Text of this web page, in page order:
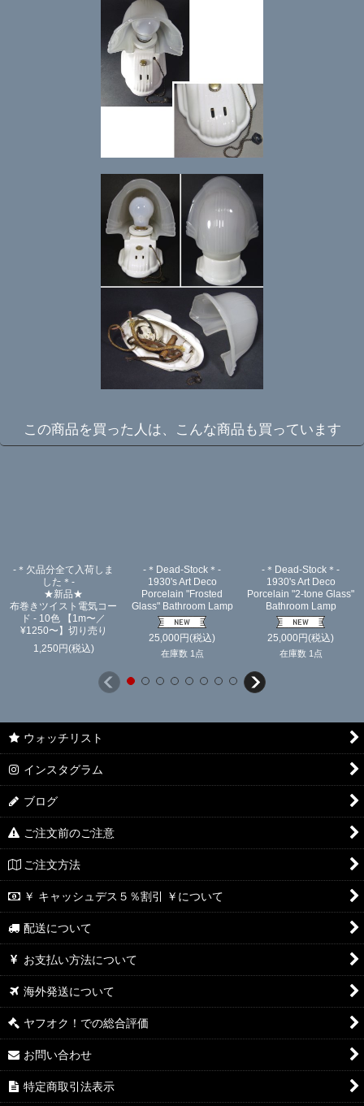
この商品を買った人は、こんな商品も買っています
-＊欠品分全て入荷しま
した＊-
★新品★
布巻きツイスト電気コー
ド - 10色 【1m〜／
¥1250〜】切り売り
1,250円(税込)
-＊Dead-Stock＊-
1930's Art Deco
Porcelain "Frosted
Glass" Bathroom Lamp
25,000円(税込)
在庫数 1点
-＊Dead-Stock＊-
1930's Art Deco
Porcelain "2-tone Glass"
Bathroom Lamp
25,000円(税込)
在庫数 1点
ウォッチリスト
インスタグラム
ブログ
ご注文前のご注意
ご注文方法
￥ キャッシュデス５％割引 ￥について
配送について
お支払い方法について
海外発送について
ヤフオク！での総合評価
お問い合わせ
特定商取引法表示